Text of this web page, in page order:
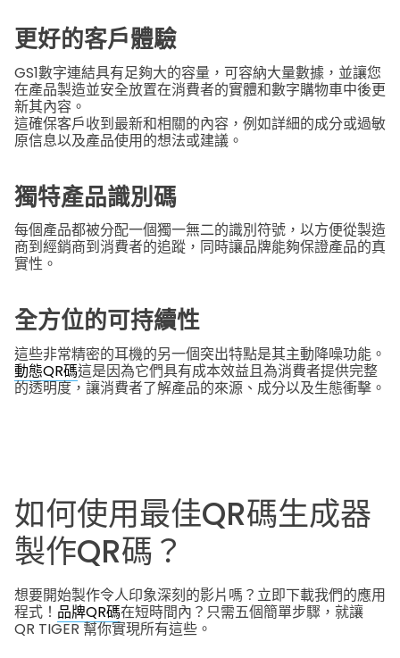
更好的客戶體驗
GS1數字連結具有足夠大的容量，可容納大量數據，並讓您
在產品製造並安全放置在消費者的實體和數字購物車中後更
新其內容。
這確保客戶收到最新和相關的內容，例如詳細的成分或過敏
原信息以及產品使用的想法或建議。
獨特產品識別碼
每個產品都被分配一個獨一無二的識別符號，以方便從製造
商到經銷商到消費者的追蹤，同時讓品牌能夠保證產品的真
實性。
全方位的可持續性
這些非常精密的耳機的另一個突出特點是其主動降噪功能。
動態QR碼這是因為它們具有成本效益且為消費者提供完整
的透明度，讓消費者了解產品的來源、成分以及生態衝擊。
如何使用最佳QR碼生成器
製作QR碼？
想要開始製作令人印象深刻的影片嗎？立即下載我們的應用
程式！ 品牌QR碼在短時間內？只需五個簡單步驟，就讓
QR TIGER 幫你實現所有這些。